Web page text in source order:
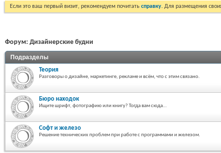
Если это ваш первый визит, рекомендуем почитать справку. Для размещения
Форум: Дизайнерские будни
Подразделы
Теория
Разговоры о дизайне, маркетинге, рекламе и всём, что с этим связано.
Бюро находок
Ищите шрифт, фотографию или книгу? Тогда вам сюда…
Софт и железо
Решение технических проблем при работе с программами и железом.